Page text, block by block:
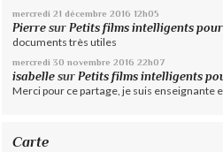
mercredi 21 décembre 2016 12h05
Pierre surPetits films intelligents pour
documents très utiles
mercredi 30 novembre 2016 22h07
isabelle surPetits films intelligents
Merci pour ce partage, je suis enseignante
Carte